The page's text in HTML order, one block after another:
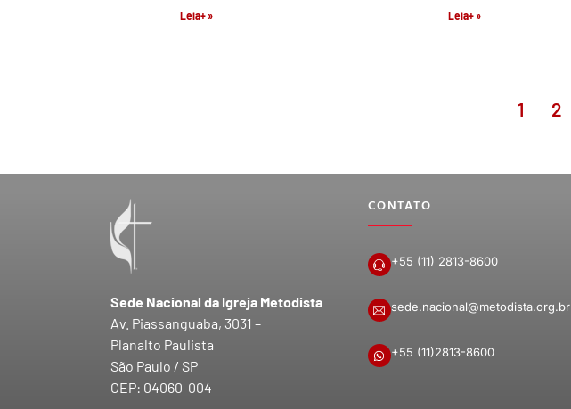
Leia+ » Leia+ »
1 2
Sede Nacional da Igreja Metodista
Av. Piassanguaba, 3031 –
Planalto Paulista
São Paulo / SP
CEP: 04060-004
CONTATO
+55 (11) 2813-8600
sede.nacional@metodista.org.br
+55 (11)2813-8600